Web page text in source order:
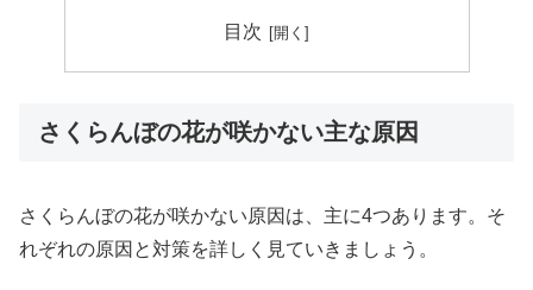
目次
さくらんぼの花が咲かない主な原因
さくらんぼの花が咲かない原因は、主に4つあります。そ
れぞれの原因と対策を詳しく見ていきましょう。